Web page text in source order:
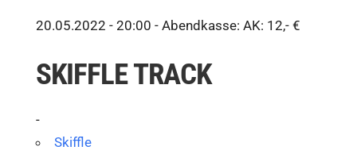
20.05.2022 - 20:00 - Abendkasse: AK: 12,- €
SKIFFLE TRACK
-
Skiffle